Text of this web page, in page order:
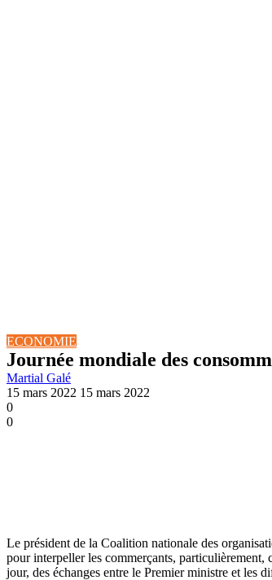
ECONOMIE
Journée mondiale des
Martial Galé
15 mars 2022 15 mars 2022
0
0
Le président de la Coalition nationale des
pour interpeller les commerçants,
jour, des échanges entre le Premier ministre et les